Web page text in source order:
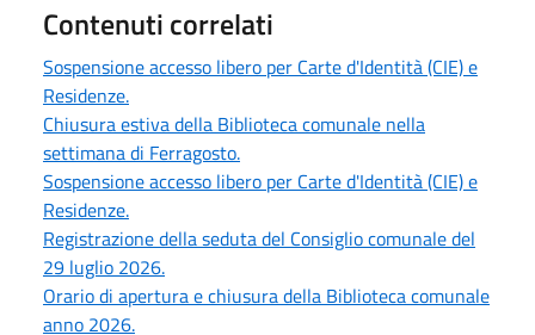
Contenuti correlati
Sospensione accesso libero per Carte d'Identità (CIE) e
Residenze.
Chiusura estiva della Biblioteca comunale nella
settimana di Ferragosto.
Sospensione accesso libero per Carte d'Identità (CIE) e
Residenze.
Registrazione della seduta del Consiglio comunale del
29 luglio 2026.
Orario di apertura e chiusura della Biblioteca comunale
anno 2026.